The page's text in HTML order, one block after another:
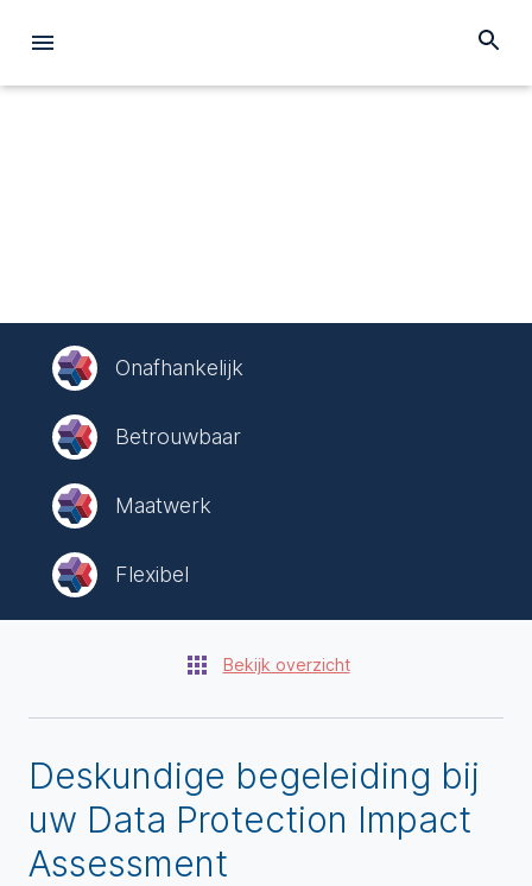
Onafhankelijk
Betrouwbaar
Maatwerk
Flexibel
Bekijk overzicht
Deskundige begeleiding bij
uw Data Protection Impact
Assessment